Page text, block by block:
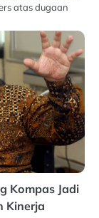
atas dugaan
Kompas Jadi
Kinerja